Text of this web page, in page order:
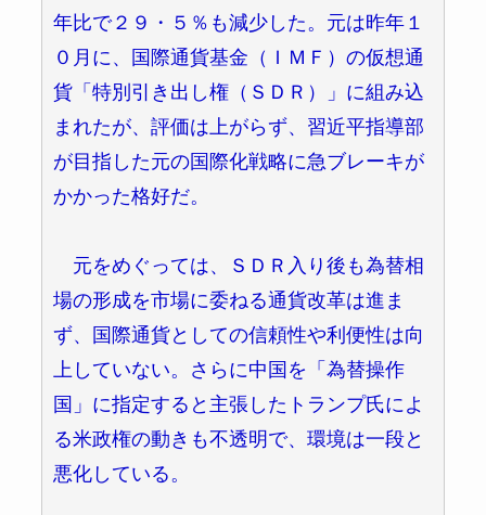
年比で２９・５％も減少した。元は昨年１
０月に、国際通貨基金（ＩＭＦ）の仮想通
貨「特別引き出し権（ＳＤＲ）」に組み込
まれたが、評価は上がらず、習近平指導部
が目指した元の国際化戦略に急ブレーキが
かかった格好だ。
元をめぐっては、ＳＤＲ入り後も為替相
場の形成を市場に委ねる通貨改革は進ま
ず、国際通貨としての信頼性や利便性は向
上していない。さらに中国を「為替操作
国」に指定すると主張したトランプ氏によ
る米政権の動きも不透明で、環境は一段と
悪化している。